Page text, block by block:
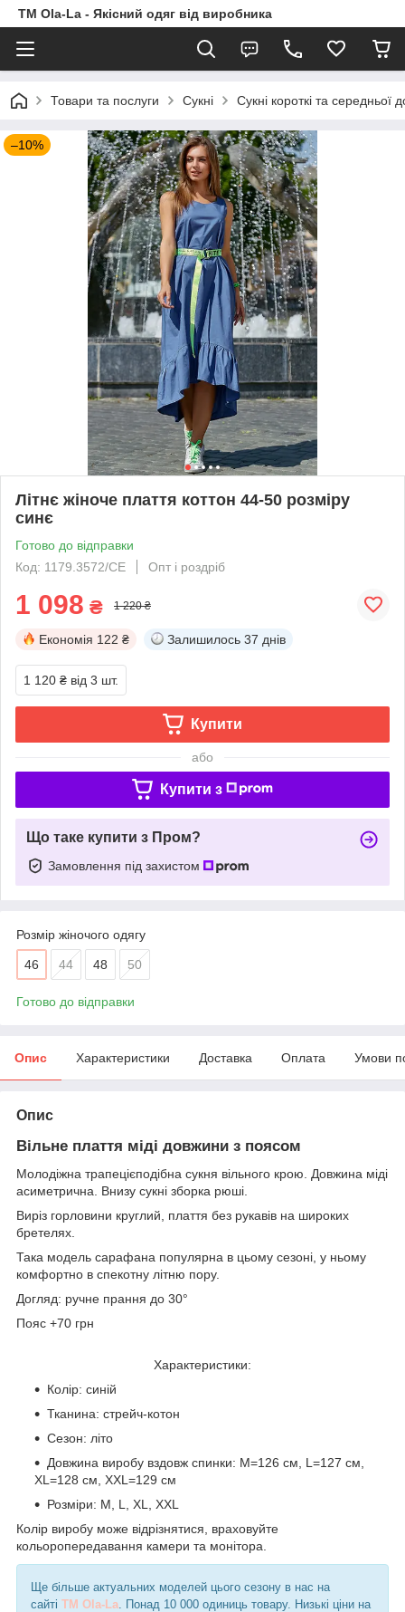
TM Ola-La - Якісний одяг від виробника
Товари та послуги Сукні Сукні короткі та середньої
–10%
Літнє жіноче плаття коттон 44-50 розміру
синє
Готово до відправки
Код: 1179.3572/СЕ
Опт і роздріб
1 098 ₴ 1 220 ₴
Економія 122 ₴ Залишилось 37 днів
1 120 ₴ від 3 шт.
Купити
або
Купити з
Що таке купити з Пром?
Замовлення під захистом
Розмір жіночого одягу
46 44 48 50
Готово до відправки
Опис Характеристики Доставка Оплата Умови
Опис
Вільне плаття міді довжини з поясом
Молодіжна трапецієподібна сукня вільного крою. Довжина міді
асиметрична. Внизу сукні зборка рюші.
Виріз горловини круглий, плаття без рукавів на широких
бретелях.
Така модель сарафана популярна в цьому сезоні, у ньому
комфортно в спекотну літню пору.
Догляд: ручне прання до 30°
Пояс +70 грн
Характеристики:
Колір: синій
Тканина: стрейч-котон
Сезон: літо
Довжина виробу вздовж спинки: M=126 см, L=127 см,
XL=128 см, XXL=129 см
Розміри: M, L, XL, XXL
Колір виробу може відрізнятися, враховуйте
кольоропередавання камери та монітора.
Ще більше актуальних моделей цього сезону в нас на
сайті TM Ola-La . Понад 10 000 одиниць товару. Низькі ціни на